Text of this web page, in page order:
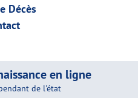
Décès
en ligne
de l'état